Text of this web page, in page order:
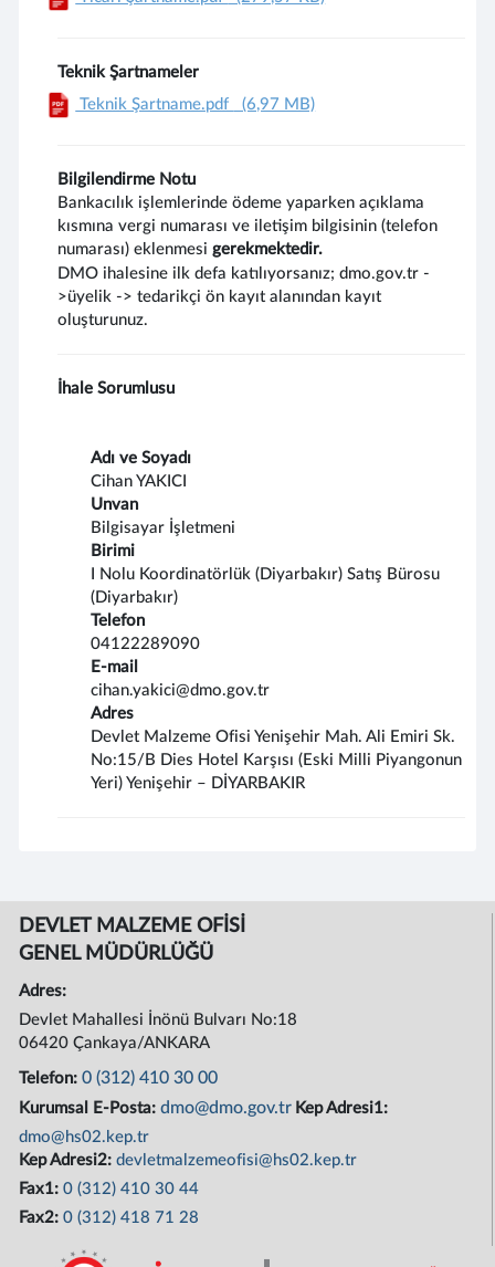
Teknik Şartnameler
Teknik Şartname.pdf
(6,97 MB)
Bilgilendirme Notu
Bankacılık işlemlerinde ödeme yaparken açıklama
kısmına vergi numarası ve iletişim bilgisinin (telefon
numarası) eklenmesigerekmektedir.
DMO ihalesine ilk defa katılıyorsanız; dmo.gov.tr -
>üyelik -> tedarikçi ön kayıt alanından kayıt
oluşturunuz.
İhale Sorumlusu
Adı ve Soyadı
Cihan YAKICI
Unvan
Bilgisayar İşletmeni
Birimi
I Nolu Koordinatörlük (Diyarbakır) Satış Bürosu
(Diyarbakır)
Telefon
04122289090
E-mail
cihan.yakici@dmo.gov.tr
Adres
Devlet Malzeme Ofisi Yenişehir Mah. Ali Emiri Sk.
No:15/B Dies Hotel Karşısı (Eski Milli Piyangonun
Yeri) Yenişehir – DİYARBAKIR
DEVLET MALZEME OFİSİ
GENEL MÜDÜRLÜĞÜ
Adres:
Devlet Mahallesi İnönü Bulvarı No:18
06420 Çankaya/ANKARA
Telefon:0 (312) 410 30 00
Kurumsal E-Posta:dmo@dmo.gov.tr Kep Adresi1:
dmo@hs02.kep.tr
Kep Adresi2:devletmalzemeofisi@hs02.kep.tr
Fax1:0 (312) 410 30 44
Fax2:0 (312) 418 71 28